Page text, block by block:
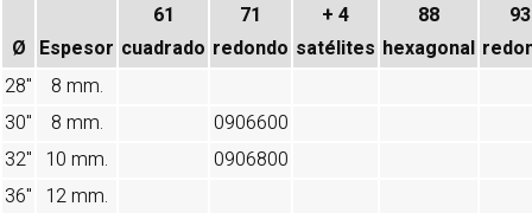
Ø Espesor
61
cuadrado
71
redondo
+ 4
satélites
88
hexagonal
93
28"
8 mm.
30"
8 mm.
0906600
32" 10 mm.
0906800
36" 12 mm.